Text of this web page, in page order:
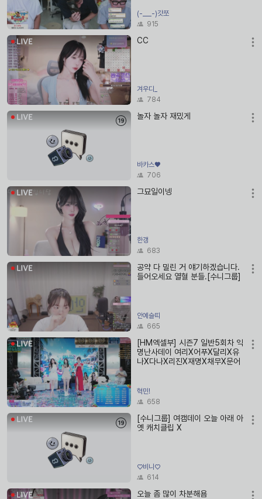
(-___-)갓쪼
915
CC
겨우디_
784
놀자 놀자 재밌게
바카스♥
706
그묘일이넹
한갱
683
공약 다 밀린 거 얘기하겠습니다.
들어오세요 열혈 분들.[수니그룹]
안예슬띠
665
[HM엑셀부] 시즌7 일반5회차 익
명난사데이 여리X어푸X달리X유
나X다나X리진X재명X채무X문어
혁민!
658
[수니그룹] 여캠데이 오늘 아래 아
옛 캐치클립 X
♡비니♡
614
오늘 좀 많이 차분해욤